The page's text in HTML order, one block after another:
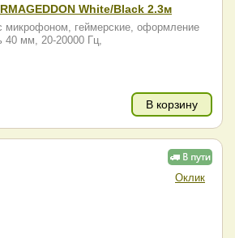
White/Black 2.3м
микрофоном, геймерские, оформление
40 мм, 20-20000 Гц,
В корзину
Оклик